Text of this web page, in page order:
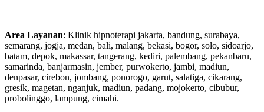
Area Layanan: Klinik hipnoterapi jakarta, bandung, surabaya,
semarang, jogja, medan, bali, malang, bekasi, bogor, solo, sidoarjo,
batam, depok, makassar, tangerang, kediri, palembang, pekanbaru,
samarinda, banjarmasin, jember, purwokerto, jambi, madiun,
denpasar, cirebon, jombang, ponorogo, garut, salatiga, cikarang,
gresik, magetan, nganjuk, madiun, padang, mojokerto, cibubur,
probolinggo, lampung, cimahi.